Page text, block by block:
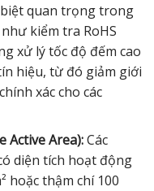
quan trọng trong
kiểm tra RoHS
xử lý tốc độ đếm cao
hiệu, từ đó giảm giới
xác cho các
Active Area):Các
diện tích hoạt động
hoặc thậm chí 100